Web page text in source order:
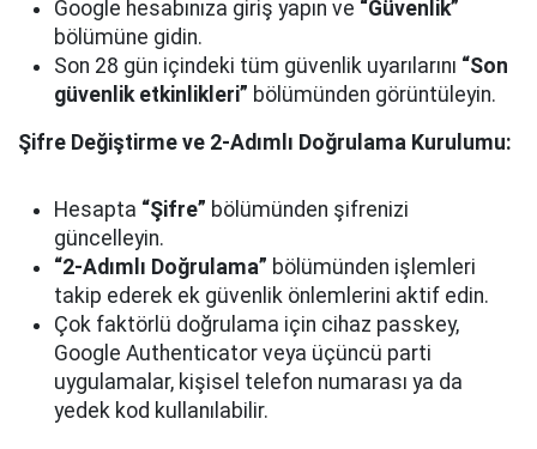
Google hesabınıza giriş yapın ve “Güvenlik”
bölümüne gidin.
Son 28 gün içindeki tüm güvenlik uyarılarını “Son
güvenlik etkinlikleri” bölümünden görüntüleyin.
Şifre Değiştirme ve 2-Adımlı Doğrulama Kurulumu:
Hesapta “Şifre” bölümünden şifrenizi
güncelleyin.
“2-Adımlı Doğrulama” bölümünden işlemleri
takip ederek ek güvenlik önlemlerini aktif edin.
Çok faktörlü doğrulama için cihaz passkey,
Google Authenticator veya üçüncü parti
uygulamalar, kişisel telefon numarası ya da
yedek kod kullanılabilir.